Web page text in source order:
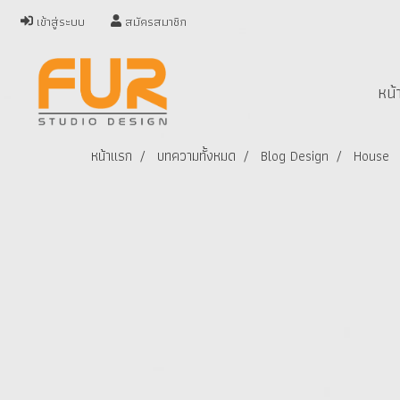
เข้าสู่ระบบ สมัครสมาชิก
หน้
หน้าแรก บทความทั้งหมด Blog Design House